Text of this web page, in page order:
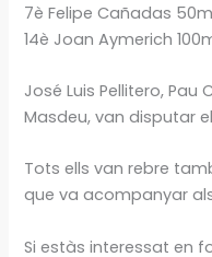
7è Felipe Cañadas
14è Joan Aymerich
José Luis Pellitero, Pau
Masdeu, van disputar
Tots ells van rebre
que va acompanyar
Si estàs interessat en